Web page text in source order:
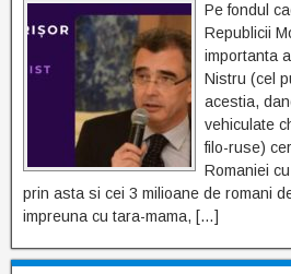
Pe fondul
Republicii
importanta
Nistru (cel
acestia,
vehiculate
filo-ruse)
Romaniei
prin asta si cei 3 milioane de romani
impreuna cu tara-mama, […]